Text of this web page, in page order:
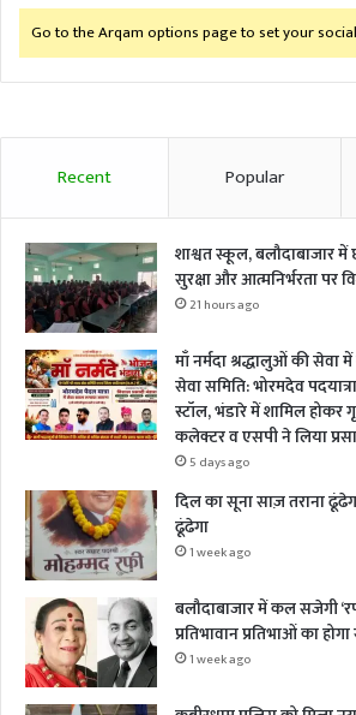
Go to the Arqam options page to set your
Recent Popular
शाश्वत स्कूल, बलौदाबाजार में
सुरक्षा और आत्मनिर्भरता पर
21 hours ago
माँ नर्मदा श्रद्धालुओं की सेवा में
सेवा समिति: भोरमदेव
स्टॉल, भंडारे में शामिल होकर
कलेक्टर व एसपी ने लिया
5 days ago
दिल का सूना साज़ तराना
ढूंढेगा
1 week ago
बलौदाबाजार में कल सजेगी
प्रतिभावान प्रतिभाओं का
1 week ago